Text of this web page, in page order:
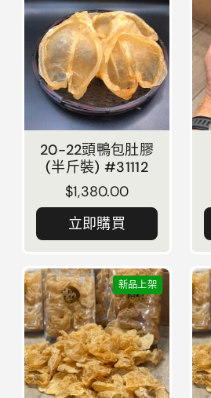
20-22頭鴨包肚膠
(半斤裝) #31112
正常價格
$1,380.00
立即購買
新品上架